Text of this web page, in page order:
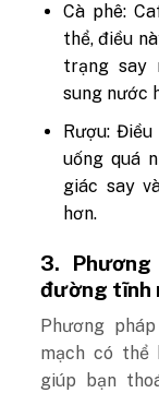
Cà phê:
thể, điều
trạng say
sung nước
Rượu:
uống quá
giác say
hơn.
3.
đường tĩnh
Phương
mạch có thể
giúp bạn